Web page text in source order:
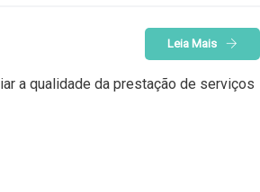
Leia Mais
a qualidade da prestação de serviços